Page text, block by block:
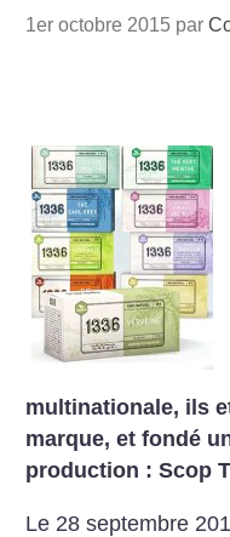
1er octobre 2015 par
multinationale, ils
marque, et fondé
production : Scop
Le 28 septembre